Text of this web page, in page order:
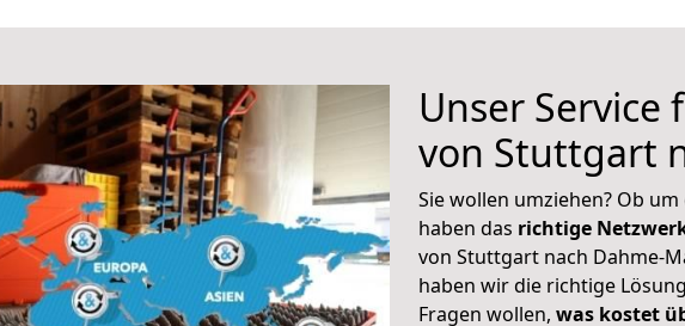
Unser Service
von Stuttgart
Sie wollen umziehen? Ob
haben das richtige
von Stuttgart nach Dahme-
haben wir die richtige
Fragen wollen, was kostet